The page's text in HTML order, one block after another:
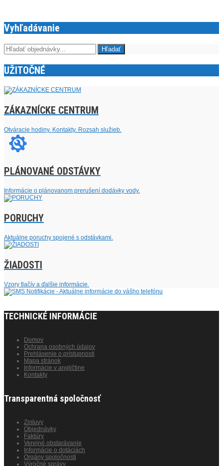
Vyhľadávanie
UŽITOČNÉ
ZÁKAZNÍCKE CENTRUM
Otváracie hodiny. Kontakty. Rozsah služieb.
PLÁNOVANÉ ODSTÁVKY
Informácie o plánovanom prerušení dodávky vody.
PORUCHY
Aktuálne poruchy spojené s odstávkami.
ŽIADOSTI
Vzory tlačív a ďalšie informácie.
TECHNICKÉ INFORMÁCIE
Domov
Ochrana osobných údajov
Prehlásenie o prístupnosti
Mapa stránok
Informácie v angličtine
Kontakty
Transparentná spoločnosť
Zmluvy
Objednávky
Faktúry
Verejné obstarávanie
Informácie o dotáciách
Orgány spoločnosti
Výročné správy